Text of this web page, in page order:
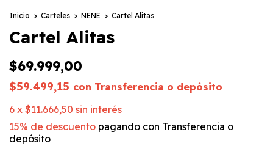
Inicio > Carteles > NENE > Cartel Alitas
Cartel Alitas
$69.999,00
$59.499,15 con Transferencia o depósito
6 x $11.666,50 sin interés
15% de descuento pagando con Transferencia o
depósito